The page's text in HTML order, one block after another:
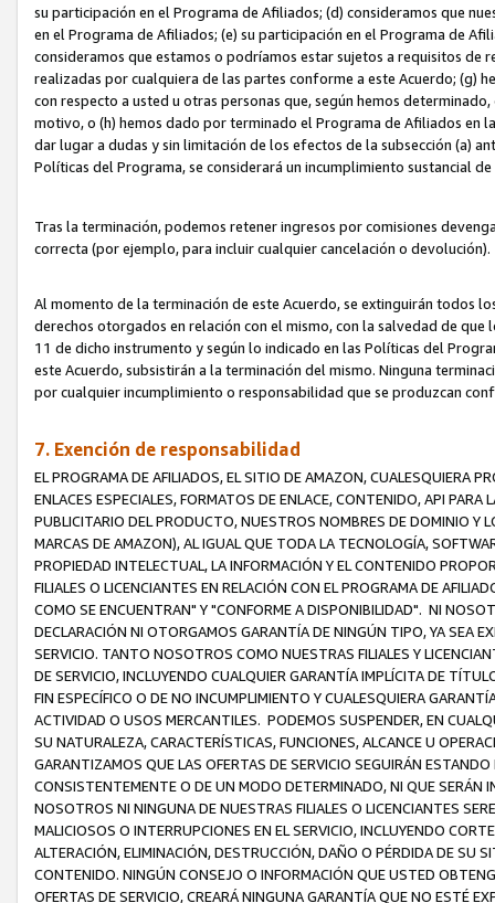
su participación en el Programa de Afiliados; (d) consideramos que
en el Programa de Afiliados; (e) su participación en el Programa de
consideramos que estamos o podríamos estar sujetos a requisitos de
realizadas por cualquiera de las partes conforme a este Acuerdo; (g)
con respecto a usted u otras personas que, según hemos
motivo, o (h) hemos dado por terminado el Programa de Afiliados en
dar lugar a dudas y sin limitación de los efectos de la subsección (a)
Políticas del Programa, se considerará un incumplimiento sustancial
Tras la terminación, podemos retener ingresos por comisiones
correcta (por ejemplo, para incluir cualquier cancelación o devolución).
Al momento de la terminación de este Acuerdo, se extinguirán todos
derechos otorgados en relación con el mismo, con la salvedad de
11 de dicho instrumento y según lo indicado en las Políticas del
este Acuerdo, subsistirán a la terminación del mismo. Ninguna
por cualquier incumplimiento o responsabilidad que se produzcan
7. Exención de responsabilidad
EL PROGRAMA DE AFILIADOS, EL SITIO DE AMAZON, CUALESQUIERA
ENLACES ESPECIALES, FORMATOS DE ENLACE, CONTENIDO, API
PUBLICITARIO DEL PRODUCTO, NUESTROS NOMBRES DE DOMINIO Y
MARCAS DE AMAZON), AL IGUAL QUE TODA LA TECNOLOGÍA,
PROPIEDAD INTELECTUAL, LA INFORMACIÓN Y EL CONTENIDO
FILIALES O LICENCIANTES EN RELACIÓN CON EL PROGRAMA DE
COMO SE ENCUENTRAN" Y "CONFORME A DISPONIBILIDAD". NI
DECLARACIÓN NI OTORGAMOS GARANTÍA DE NINGÚN TIPO, YA SEA
SERVICIO. TANTO NOSOTROS COMO NUESTRAS FILIALES Y
DE SERVICIO, INCLUYENDO CUALQUIER GARANTÍA IMPLÍCITA DE
FIN ESPECÍFICO O DE NO INCUMPLIMIENTO Y CUALESQUIERA
ACTIVIDAD O USOS MERCANTILES. PODEMOS SUSPENDER, EN
SU NATURALEZA, CARACTERÍSTICAS, FUNCIONES, ALCANCE U
GARANTIZAMOS QUE LAS OFERTAS DE SERVICIO SEGUIRÁN
CONSISTENTEMENTE O DE UN MODO DETERMINADO, NI QUE SERÁN
NOSOTROS NI NINGUNA DE NUESTRAS FILIALES O LICENCIANTES
MALICIOSOS O INTERRUPCIONES EN EL SERVICIO, INCLUYENDO
ALTERACIÓN, ELIMINACIÓN, DESTRUCCIÓN, DAÑO O PÉRDIDA DE SU
CONTENIDO. NINGÚN CONSEJO O INFORMACIÓN QUE USTED
OFERTAS DE SERVICIO, CREARÁ NINGUNA GARANTÍA QUE NO ESTÉ